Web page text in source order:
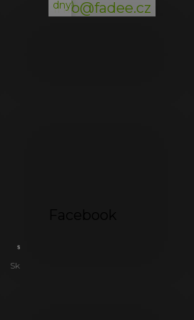
info@fadee.cz
dny)
SkipPay